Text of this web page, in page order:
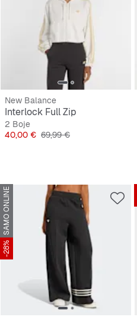
New Balance
Interlock Full Zip
2 Boje
Cijena
40,00 € Originalna cijena
69,99 €
SAMO ONLINE
-28%